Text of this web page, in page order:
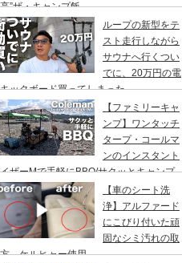
”ザ・キャンプ飯
ループの新型をテ
スト走行しながら
サウナへ行くつい
でに、20万円の電
ックボード買ってしまった。
（ヤデア）
【ファミリーキャ
ンプ】ワンタッチ
タープ・コールマ
ンのインスタント
ザーMで手軽にBBQ/サクッとキャンプ
イアウト/ 都心から車で1時間/ 河原のキャ
場/秋川橋河川公園 バーベキューランド
【車のシート洗
浄】アルファード
にこびり付いた頑
固なシミ汚れの取
。ケルヒャー使用。